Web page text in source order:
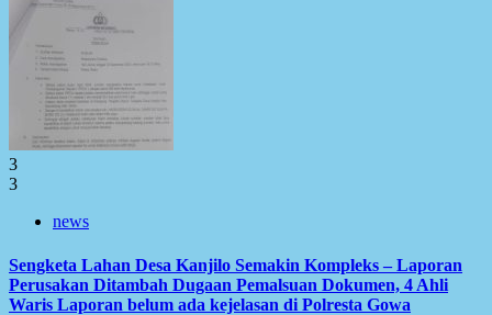
3
3
news
Sengketa Lahan Desa Kanjilo Semakin Kompleks – Laporan
Perusakan Ditambah Dugaan Pemalsuan Dokumen, 4 Ahli
Waris Laporan belum ada kejelasan di Polresta Gowa